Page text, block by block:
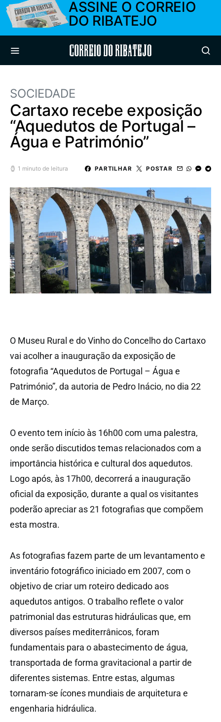
ASSINE O CORREIO
DO RIBATEJO
Correio do Ribatejo
SOCIEDADE
Cartaxo recebe exposição
“Aquedutos de Portugal –
Água e Património”
1 minuto de leitura PARTILHAR POSTAR
O Museu Rural e do Vinho do Concelho do Cartaxo
vai acolher a inauguração da exposição de
fotografia “Aquedutos de Portugal – Água e
Património”, da autoria de Pedro Inácio, no dia 22
de Março.
O evento tem início às 16h00 com uma palestra,
onde serão discutidos temas relacionados com a
importância histórica e cultural dos aquedutos.
Logo após, às 17h00, decorrerá a inauguração
oficial da exposição, durante a qual os visitantes
poderão apreciar as 21 fotografias que compõem
esta mostra.
As fotografias fazem parte de um levantamento e
inventário fotográfico iniciado em 2007, com o
objetivo de criar um roteiro dedicado aos
aquedutos antigos. O trabalho reflete o valor
patrimonial das estruturas hidráulicas que, em
diversos países mediterrânicos, foram
fundamentais para o abastecimento de água,
transportada de forma gravitacional a partir de
diferentes sistemas. Entre estas, algumas
tornaram-se ícones mundiais de arquitetura e
engenharia hidráulica.